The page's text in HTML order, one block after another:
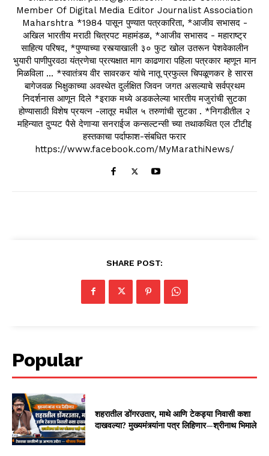
Member Of Digital Media Editor Journalist Association
Maharshtra *1984 पासून पुण्यात पत्रकारिता, *आजीव सभासद -
अखिल भारतीय मराठी चित्रपट महामंडळ, *आजीव सभासद - महाराष्ट्र
साहित्य परिषद, *पुण्याच्या रस्त्याखाली ३० फुट खोल उतरून पेशवेकालीन
भुयारी पाणीपुरवठा यंत्रणेचा प्रत्यक्षात माग काढणारा पहिला पत्रकार म्हणून मान
मिळविला ... *स्वातंत्र्य वीर सावरकर यांचे नातू प्रफुल्ल चिपळूणकर हे सारस
बागेजवळ भिक्षुकाच्या अवस्थेत दुर्लक्षित जिवन जगत असल्याचे सर्वप्रथम
निदर्शनास आणून दिले *इराक मध्ये अडकलेल्या भारतीय मजुरांची सुटका
होण्यासाठी विशेष प्रयत्न -लातूर मधील ५ तरुणांची सुटका . *निगडीतील २
महिन्यात दुप्पट पैसे देणाऱ्या सनराईज कन्सल्टन्सी च्या तथाकथित एल टीटीइ
हस्तकाचा पर्दाफाश-संबधित फरार
https://www.facebook.com/MyMarathiNews/
SHARE POST:
Popular
शहरातील डोंगरउतार, माथे आणि टेकड्या निवासी कशा
दाखवल्या? मुख्यमंत्र्यांना पत्र लिहिणार—श्रीनाथ भिमाले